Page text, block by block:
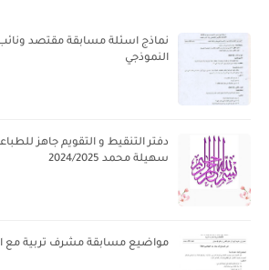
نماذج اسئلة مسابقة مقتصد
النموذجي
دفتر التنقيط و التقويم جاهز
سهيلة محمد 2024/2025
مواضيع مسابقة مشرف تربية مع